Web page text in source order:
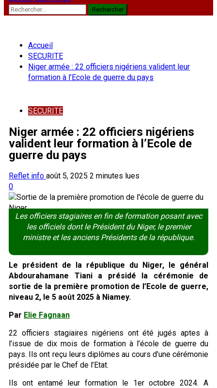
Rechercher :
Accueil
SECURITE
Niger armée : 22 officiers nigériens valident leur
formation à l’Ecole de guerre du pays
SECURITE
Niger armée : 22 officiers nigériens
valident leur formation à l’Ecole de
guerre du pays
Reflet info août 5, 2025 2 minutes lues
0
Les officiers stagiaires en fin de formation posant avec
les officiels dont le Président du Niger, le premier
ministre et les anciens Présidents de la république.
Le président de la république du Niger, le général
Abdourahamane Tiani a présidé la cérémonie de
sortie de la première promotion de l’Ecole de guerre,
niveau 2, le 5 août 2025 à Niamey.
Par Elie Fagnaan
22 officiers stagiaires nigériens ont été jugés aptes à
l’issue de dix mois de formation à l’école de guerre du
pays. Ils ont reçu leurs diplômes au cours d’une cérémonie
présidée par le Chef de l’Etat.
Ils ont entamé leur formation le 1er octobre 2024. A